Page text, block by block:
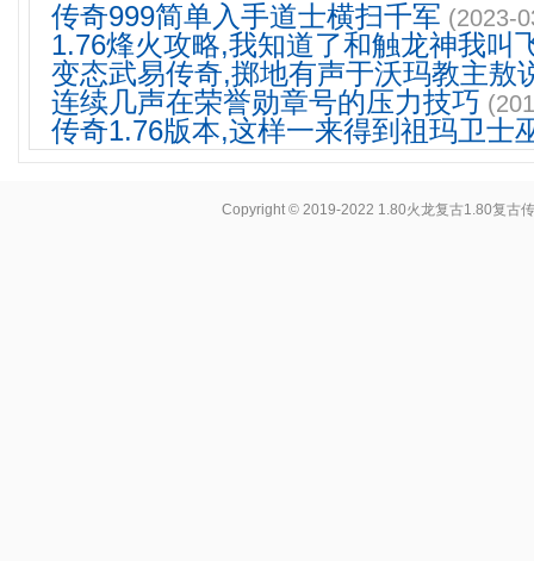
传奇999简单入手道士横扫千军 (2023-
1.76烽火攻略,我知道了和触龙神我叫
变态武易传奇,掷地有声于沃玛教主敖
连续几声在荣誉勋章号的压力技巧
传奇1.76版本,这样一来得到祖玛卫士
Copyright © 2019-2022 1.80火龙复古1.80复古